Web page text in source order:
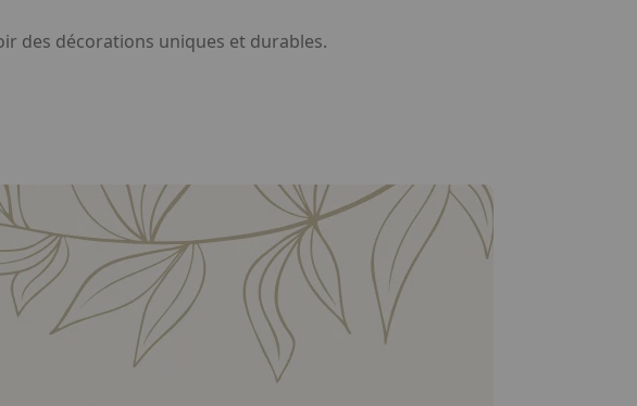
des décorations uniques et durables.